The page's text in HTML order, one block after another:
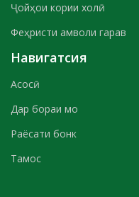
Ҷойҳои кории холӣ
Феҳристи амволи гарав
Навигатсия
Асосӣ
Дар бораи мо
Раёсати бонк
Тамос